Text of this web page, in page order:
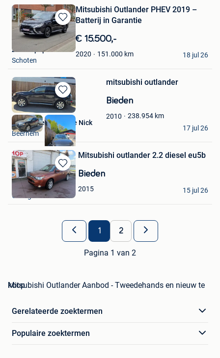
Bewaren
in
Mijn
Favorieten
Mitsubishi Outlander PHEV 2019 –
Batterij in Garantie
€ 15.500,-
2020 151.000 km
zaman popalzai
Schoten
18 jul 26
Bewaren
in
Mijn
Favorieten
mitsubishi outlander
Bieden
2010 238.954 km
Garage Delafontaine Nick
Beernem
17 jul 26
Bewaren
in
Mijn
Favorieten
Mitsubishi outlander 2.2 diesel eu5b
Bieden
2015
Thomas
Grivegnee
15 jul 26
1 2
Pagina 1 van 2
Mitsubishi Outlander Aanbod - Tweedehands en nieuw te koop
Gerelateerde zoektermen
Populaire zoektermen